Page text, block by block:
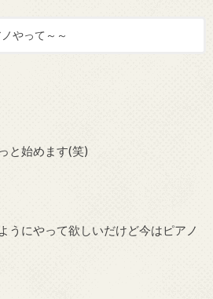
やって～～
と始めます(笑)
うにやって欲しいだけど今はピアノ